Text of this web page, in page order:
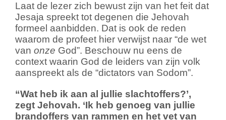
Laat de lezer zich bewust zijn van het feit dat
Jesaja spreekt tot degenen die Jehovah
formeel aanbidden. Dat is ook de reden
waarom de profeet hier verwijst naar “de wet
van onze God”. Beschouw nu eens de
context waarin God de leiders van zijn volk
aanspreekt als de “dictators van Sodom”.
“Wat heb ik aan al jullie slachtoffers?’,
zegt Jehovah. ‘Ik heb genoeg van jullie
brandoffers van rammen en het vet van